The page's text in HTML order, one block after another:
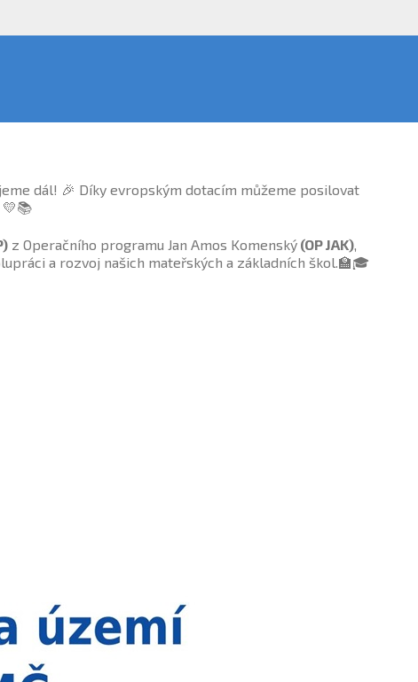
dál! 🎉 Díky evropským dotacím můžeme posilovat
z Operačního programu Jan Amos Komenský (OP JAK),
a rozvoj našich mateřských a základních škol.🏫🎓